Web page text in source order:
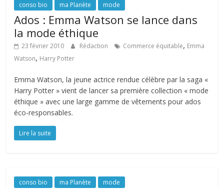
conso bio ma Planète mode
Ados : Emma Watson se lance dans
la mode éthique
23 février 2010 Rédaction Commerce équitable, Emma
Watson, Harry Potter
Emma Watson, la jeune actrice rendue célèbre par la saga «
Harry Potter » vient de lancer sa première collection « mode
éthique » avec une large gamme de vêtements pour ados
éco-responsables.
Lire la suite
conso bio ma Planète mode